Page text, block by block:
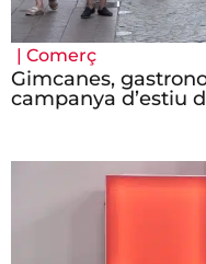
| Comerç
Gimcanes,
campanya d’estiu